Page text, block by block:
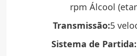
rpm Álcool
Transmissão:5
Sistema de Partida: